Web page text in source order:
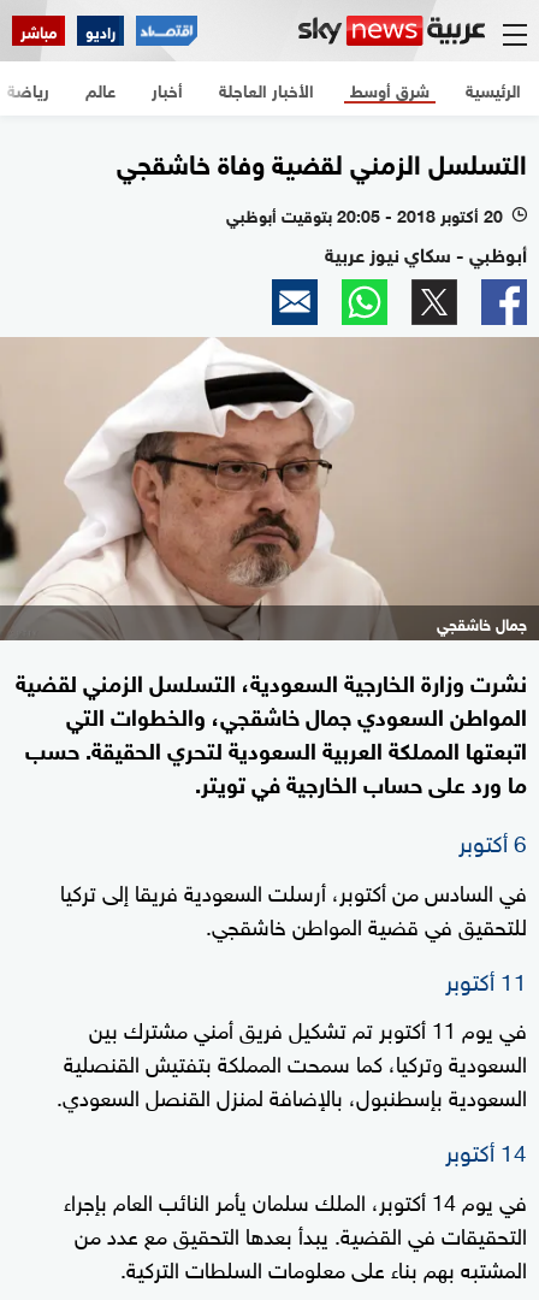
راديو مباشر
الرئيسية الأخبار العاجلة أخبار شرق أوسط عالم رياضة
التسلسل الزمني لقضية وفاة خاشقجي
l 20 أكتوبر 2018 - 20:05 بتوقيت أبوظبي
أبوظبي - سكاي نيوز عربية
جمال خاشقجي
نشرت وزارة الخارجية السعودية، التسلسل الزمني لقضية
المواطن السعودي جمال خاشقجي، والخطوات التي
اتبعتها المملكة العربية السعودية لتحري الحقيقة. حسب
ما ورد على حساب الخارجية في تويتر.
6 أكتوبر
في السادس من أكتوبر، أرسلت السعودية فريقا إلى تركيا
للتحقيق في قضية المواطن خاشقجي.
11 أكتوبر
في يوم 11 أكتوبر تم تشكيل فريق أمني مشترك بين
السعودية وتركيا، كما سمحت المملكة بتفتيش القنصلية
السعودية بإسطنبول، بالإضافة لمنزل القنصل السعودي.
14 أكتوبر
في يوم 14 أكتوبر، الملك سلمان يأمر النائب العام بإجراء
التحقيقات في القضية. يبدأ بعدها التحقيق مع عدد من
المشتبه بهم بناء على معلومات السلطات التركية.